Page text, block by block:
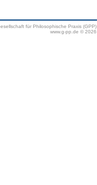
für Philosophische Praxis (GPP)
www.g-pp.de © 2026